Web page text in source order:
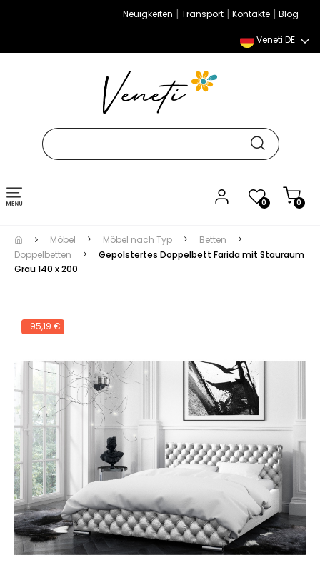
Neuigkeiten | Transport | Kontakte | Blog
Veneti DE
0 0
Umschalten
der
Navigation
Möbel Möbel nach Typ
Betten
Doppelbetten
Gepolstertes Doppelbett Farida mit Stauraum
Grau 140 x 200
-95,19 €